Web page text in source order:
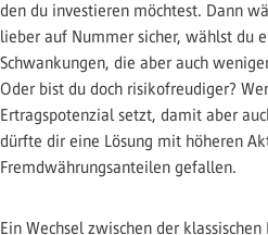
den du investieren möchtest. Dann
lieber auf Nummer sicher, wählst du
Schwankungen, die aber auch
Oder bist du doch risikofreudiger?
Ertragspotenzial setzt, damit aber
dürfte dir eine Lösung mit höheren
Fremdwährungsanteilen gefallen.
Ein Wechsel zwischen der